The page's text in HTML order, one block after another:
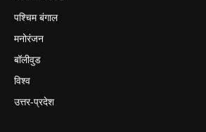
पश्चिम बंगाल
मनोरंजन
बॉलीवुड
विश्व
उत्तर-प्रदेश